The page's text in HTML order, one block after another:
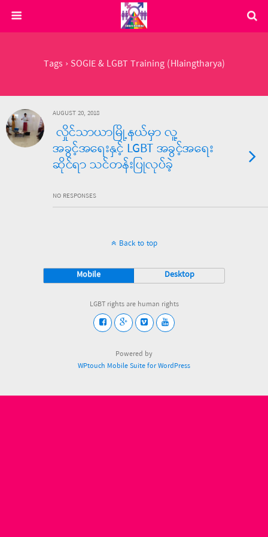
Tags › SOGIE & LGBT Training (Hlaingtharya)
AUGUST 20, 2018
လှိုင်သာယာမြို့နယ်မှာ လူ့
အခွင့်အရေးနှင့် LGBT အခွင့်အရေး
ဆိုင်ရာ သင်တန်းပြုလုပ်ခဲ့
NO RESPONSES
Back to top
Mobile Desktop
LGBT rights are human rights
Powered by
WPtouch Mobile Suite for WordPress